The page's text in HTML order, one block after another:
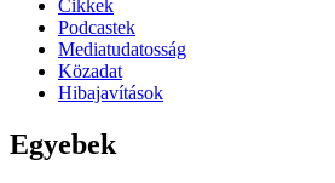
Cikkek
Podcastek
Mediatudatosság
Közadat
Hibajavítások
Egyebek